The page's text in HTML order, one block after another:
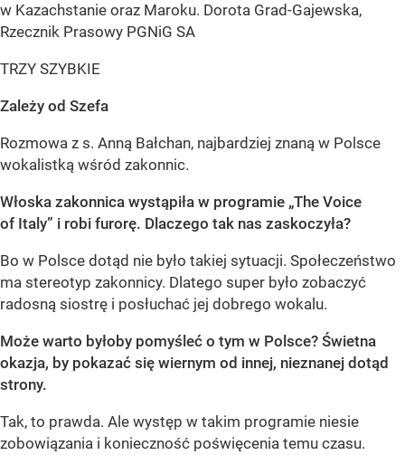
w Kazachstanie oraz Maroku. Dorota Grad-Gajewska,
Rzecznik Prasowy PGNiG SA
TRZY SZYBKIE
Zależy od Szefa
Rozmowa z s. Anną Bałchan, najbardziej znaną w Polsce
wokalistką wśród zakonnic.
Włoska zakonnica wystąpiła w programie „The Voice
of Italy” i robi furorę. Dlaczego tak nas zaskoczyła?
Bo w Polsce dotąd nie było takiej sytuacji. Społeczeństwo
ma stereotyp zakonnicy. Dlatego super było zobaczyć
radosną siostrę i posłuchać jej dobrego wokalu.
Może warto byłoby pomyśleć o tym w Polsce? Świetna
okazja, by pokazać się wiernym od innej, nieznanej dotąd
strony.
Tak, to prawda. Ale występ w takim programie niesie
zobowiązania i konieczność poświęcenia temu czasu.